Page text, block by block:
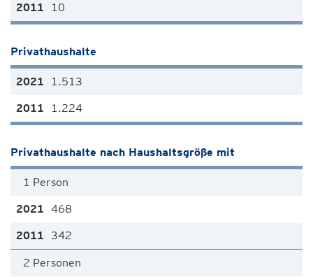
10
Privathaushalte
1.513
1.224
Privathaushalte nach Haushaltsgröße mit
1 Person
468
342
2 Personen